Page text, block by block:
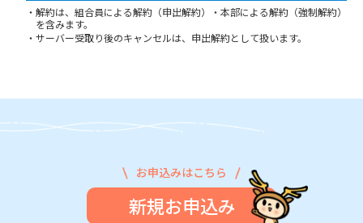
・解約は、組合員による解約（申出解約）・本部による解約（強制解約）
を含みます。
・サーバー受取り後のキャンセルは、申出解約として扱います。
お申込みはこちら
新規お申込み